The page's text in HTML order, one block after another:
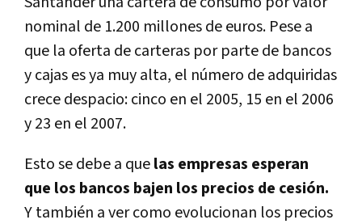
nominal de 1.200 millones de euros. Pese a
que la oferta de carteras por parte de bancos
y cajas es ya muy alta, el número de adquiridas
crece despacio: cinco en el 2005, 15 en el 2006
y 23 en el 2007.
Esto se debe a quelas empresas esperan
que los bancos bajen los precios de cesión.
Y también a ver como evolucionan los precios